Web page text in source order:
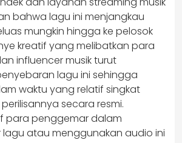
bahwa lagu ini menjangkau
mungkin hingga ke pelosok
kreatif yang melibatkan para
influencer musik turut
lagu ini sehingga
waktu yang relatif singkat
secara resmi.
para penggemar dalam
atau menggunakan audio ini